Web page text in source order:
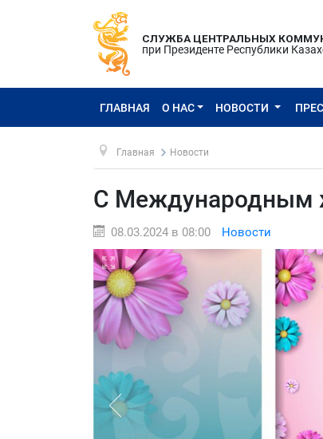
СЛУЖБА ЦЕНТРАЛЬНЫХ
при Президенте Республики
ГЛАВНАЯ О НАС НОВОСТИ
Главная Новости
С Международным
08.03.2024 в 08:00 Новости